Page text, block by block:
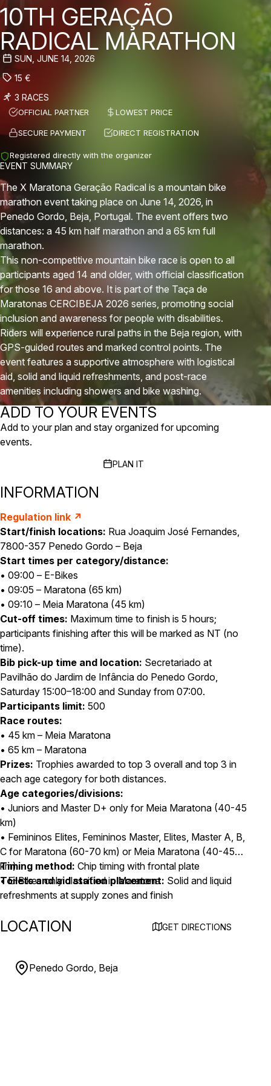
10TH GERAÇÃO
RADICAL MARATHON
SUN, JUNE 14, 2026
15 €
3 RACES
OFFICIAL PARTNER LOWEST PRICE
SECURE PAYMENT DIRECT REGISTRATION
Registered directly with the organizer
EVENT SUMMARY
The X Maratona Geração Radical is a mountain bike
marathon event taking place on June 14, 2026, in
Penedo Gordo, Beja, Portugal. The event offers two
distances: a 45 km half marathon and a 65 km full
marathon.
This non-competitive mountain bike race is open to all
participants aged 14 and older, with official classification
for those 16 and above. It is part of the Taça de
Maratonas CERCIBEJA 2026 series, promoting social
inclusion and awareness for people with disabilities.
Riders will experience rural paths in the Beja region, with
GPS-guided routes and marked control points. The
event features a supportive atmosphere with logistical
aid, solid and liquid refreshments, and post-race
amenities including showers and bike washing.
ADD TO YOUR EVENTS
Add to your plan and stay organized for upcoming
events.
PLAN IT
INFORMATION
Regulation link ↗
Start/finish locations: Rua Joaquim José Fernandes,
7800-357 Penedo Gordo – Beja
Start times per category/distance:
• 09:00 – E-Bikes
• 09:05 – Maratona (65 km)
• 09:10 – Meia Maratona (45 km)
Cut-off times: Maximum time to finish is 5 hours;
participants finishing after this will be marked as NT (no
time).
Bib pick-up time and location: Secretariado at
Pavilhão do Jardim de Infância do Penedo Gordo,
Saturday 15:00–18:00 and Sunday from 07:00.
Participants limit: 500
Race routes:
• 45 km – Meia Maratona
• 65 km – Maratona
Prizes: Trophies awarded to top 3 overall and top 3 in
each age category for both distances.
Age categories/divisions:
• Juniors and Master D+ only for Meia Maratona (40-45
km)
• Femininos Elites, Femininos Master, Elites, Master A, B,
C for Maratona (60-70 km) or Meia Maratona (40-45
km)
• E-Bikes only classified in Maratona
Timing method: Chip timing with frontal plate
Toilets and aid station placement: Solid and liquid
refreshments at supply zones and finish
LOCATION GET DIRECTIONS
Penedo Gordo, Beja